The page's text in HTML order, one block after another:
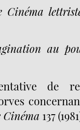
Cinéma
au
de
Cinéma 137